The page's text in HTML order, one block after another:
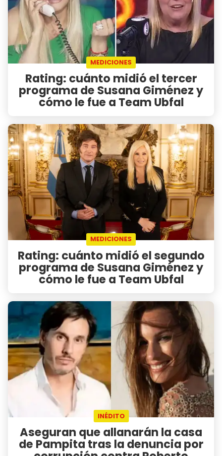
MEDICIONES
Rating: cuánto midió el tercer
programa de Susana Giménez y
cómo le fue a Team Ubfal
MEDICIONES
Rating: cuánto midió el segundo
programa de Susana Giménez y
cómo le fue a Team Ubfal
INÉDITO
Aseguran que allanarán la casa
de Pampita tras la denuncia por